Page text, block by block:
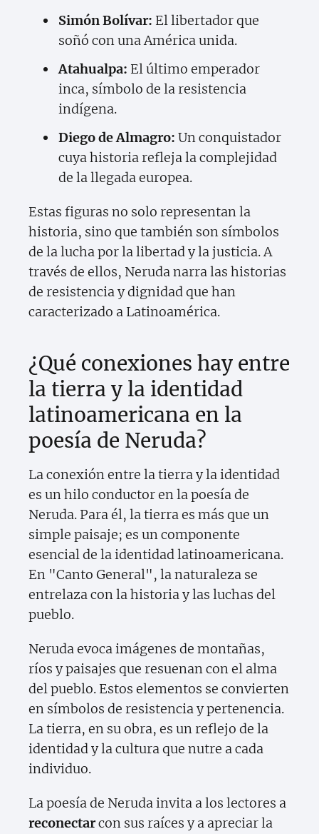
Simón Bolívar: El libertador que
soñó con una América unida.
Atahualpa: El último emperador
inca, símbolo de la resistencia
indígena.
Diego de Almagro: Un conquistador
cuya historia refleja la complejidad
de la llegada europea.
Estas figuras no solo representan la
historia, sino que también son símbolos
de la lucha por la libertad y la justicia. A
través de ellos, Neruda narra las historias
de resistencia y dignidad que han
caracterizado a Latinoamérica.
¿Qué conexiones hay entre
la tierra y la identidad
latinoamericana en la
poesía de Neruda?
La conexión entre la tierra y la identidad
es un hilo conductor en la poesía de
Neruda. Para él, la tierra es más que un
simple paisaje; es un componente
esencial de la identidad latinoamericana.
En "Canto General", la naturaleza se
entrelaza con la historia y las luchas del
pueblo.
Neruda evoca imágenes de montañas,
ríos y paisajes que resuenan con el alma
del pueblo. Estos elementos se convierten
en símbolos de resistencia y pertenencia.
La tierra, en su obra, es un reflejo de la
identidad y la cultura que nutre a cada
individuo.
La poesía de Neruda invita a los lectores a
reconectarcon sus raíces y a apreciar la